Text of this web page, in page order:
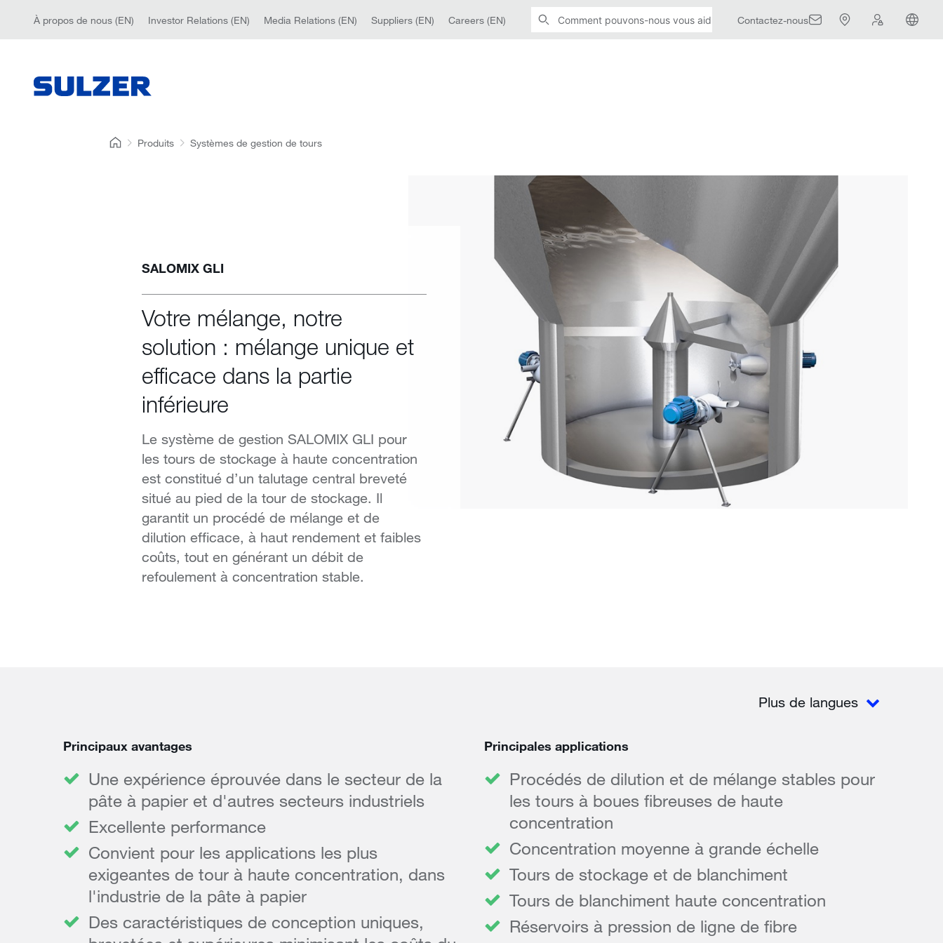
Contactez-nous
À propos de nous (EN) Investor Relations (EN) Media Relations (EN) Suppliers (EN) Careers (EN)
Produits Systèmes de gestion de tours
SALOMIX GLI
Votre mélange, notre
solution : mélange unique et
efficace dans la partie
inférieure
Le système de gestion SALOMIX GLI pour
les tours de stockage à haute concentration
est constitué d’un talutage central breveté
situé au pied de la tour de stockage. Il
garantit un procédé de mélange et de
dilution efficace, à haut rendement et faibles
coûts, tout en générant un débit de
refoulement à concentration stable.
Plus de langues
Principaux avantages
Une expérience éprouvée dans le secteur de la
pâte à papier et d'autres secteurs industriels
Excellente performance
Convient pour les applications les plus
exigeantes de tour à haute concentration, dans
l'industrie de la pâte à papier
Des caractéristiques de conception uniques,
Principales applications
Procédés de dilution et de mélange stables pour
les tours à boues fibreuses de haute
concentration
Concentration moyenne à grande échelle
Tours de stockage et de blanchiment
Tours de blanchiment haute concentration
Réservoirs à pression de ligne de fibre